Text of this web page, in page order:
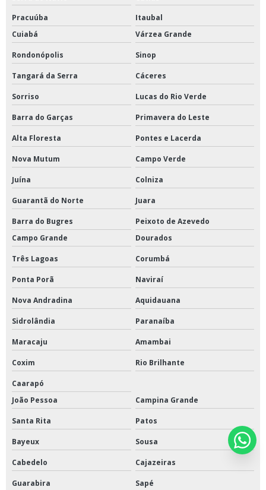
Pracuúba
Itaubal
Cuiabá
Várzea Grande
Rondonópolis Sinop
Tangará da Serra Cáceres
Sorriso Lucas do Rio Verde
Barra do Garças Primavera do Leste
Alta Floresta Pontes e Lacerda
Nova Mutum Campo Verde
Juína Colniza
Guarantã do Norte Juara
Barra do Bugres
Peixoto de Azevedo
Campo Grande
Dourados
Três Lagoas Corumbá
Ponta Porã Naviraí
Nova Andradina Aquidauana
Sidrolândia Paranaíba
Maracaju Amambai
Coxim Rio Brilhante
Caarapó
João Pessoa
Campina Grande
Santa Rita Patos
Bayeux Sousa
Cabedelo Cajazeiras
Guarabira Sapé